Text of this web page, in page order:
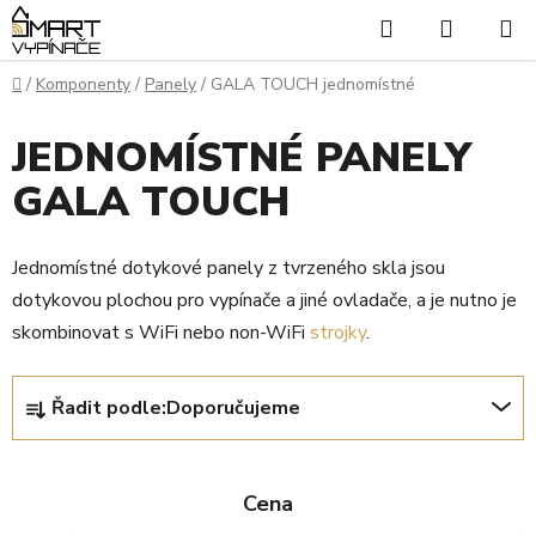
Přejít
na
obsah
Hledat
KOŠÍK
Domů
/ Komponenty / Panely / GALA TOUCH jednomístné
JEDNOMÍSTNÉ PANELY
GALA TOUCH
Jednomístné dotykové panely z tvrzeného skla jsou
dotykovou plochou pro vypínače a jiné ovladače, a je nutno je
skombinovat s WiFi nebo non-WiFi strojky.
Ř
z
Řadit podle:Doporučujeme
Cena